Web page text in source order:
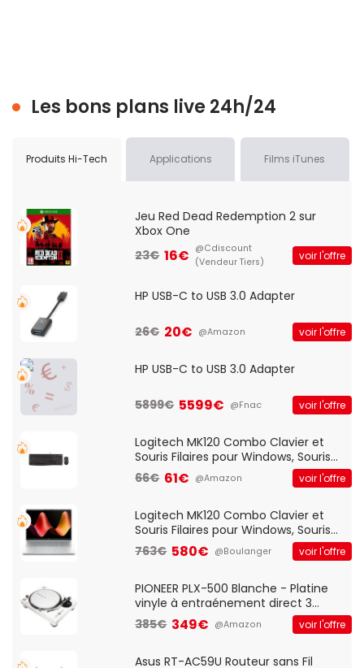
Les bons plans live 24h/24
Produits Hi-Tech Applications Films iTunes
Jeu Red Dead Redemption 2 sur
Xbox One
23€ 16€ @Cdiscount
(Vendeur Tiers)
voir l'offre
HP USB-C to USB 3.0 Adapter
26€ 20€ @Amazon voir l'offre
HP USB-C to USB 3.0 Adapter
5899€ 5599€ @Fnac voir l'offre
Logitech MK120 Combo Clavier et
Souris Filaires pour Windows, Souris
Optique Filaire, Connexion USB Plug
And Play, Confortable, Taille
QWERTY UK - Noir
66€ 61€ @Amazon voir l'offre
Logitech MK120 Combo Clavier et
Souris Filaires pour Windows, Souris
Optique Filaire, Connexion USB Plug
And Play, Confortable, Taille
QWERTY UK - Noir
763€ 580€ @Boulanger voir l'offre
PIONEER PLX-500 Blanche - Platine
vinyle à entraénement direct 3
vitesses (33-45-78 trs/min) avec
pre-ampli intégré et port USB
385€ 349€ @Amazon voir l'offre
Asus RT-AC59U Routeur sans Fil